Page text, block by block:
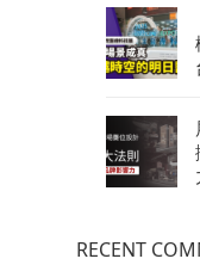
RECENT